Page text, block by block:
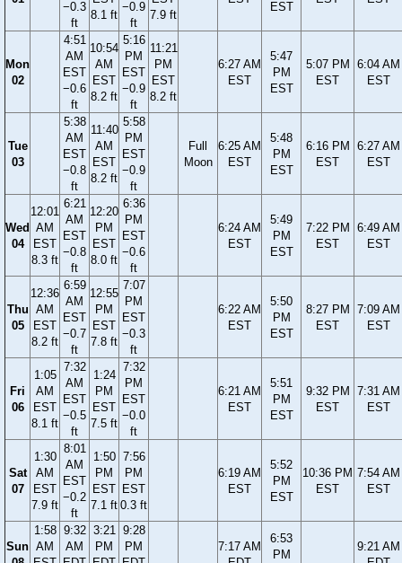
−0.3
ft
8.1 ft
−0.9
ft
7.9 ft
EST
Mon
02
4:51
AM
EST
−0.6
ft
10:54
AM
EST
8.2 ft
5:16
PM
EST
−0.9
ft
11:21
PM
EST
8.2 ft
6:27 AM
EST
5:47
PM
EST
5:07 PM
EST
6:04 AM
EST
Tue
03
5:38
AM
EST
−0.8
ft
11:40
AM
EST
8.2 ft
5:58
PM
EST
−0.9
ft
Full
Moon
6:25 AM
EST
5:48
PM
EST
6:16 PM
EST
6:27 AM
EST
Wed
04
12:01
AM
EST
8.3 ft
6:21
AM
EST
−0.8
ft
12:20
PM
EST
8.0 ft
6:36
PM
EST
−0.6
ft
6:24 AM
EST
5:49
PM
EST
7:22 PM
EST
6:49 AM
EST
Thu
05
12:36
AM
EST
8.2 ft
6:59
AM
EST
−0.7
ft
12:55
PM
EST
7.8 ft
7:07
PM
EST
−0.3
ft
6:22 AM
EST
5:50
PM
EST
8:27 PM
EST
7:09 AM
EST
Fri
06
1:05
AM
EST
8.1 ft
7:32
AM
EST
−0.5
ft
1:24
PM
EST
7.5 ft
7:32
PM
EST
−0.0
ft
6:21 AM
EST
5:51
PM
EST
9:32 PM
EST
7:31 AM
EST
Sat
07
1:30
AM
EST
7.9 ft
8:01
AM
EST
−0.2
ft
1:50
PM
EST
7.1 ft
7:56
PM
EST
0.3 ft
6:19 AM
EST
5:52
PM
EST
10:36 PM
EST
7:54 AM
EST
Sun
1:58
AM
9:32
AM
3:21
PM
9:28
PM
7:17 AM
6:53
PM
9:21 AM